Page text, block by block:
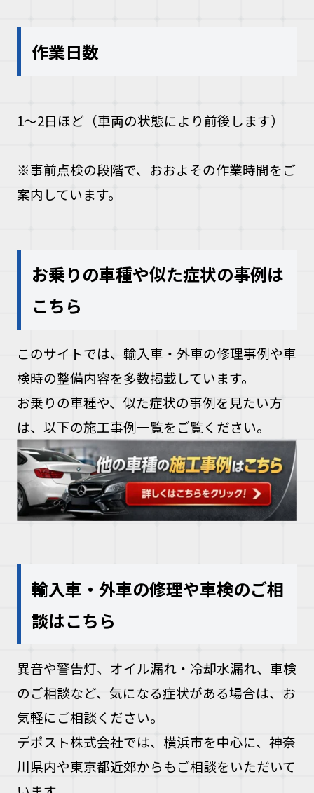
作業日数
1〜2日ほど（車両の状態により前後します）
※事前点検の段階で、おおよその作業時間をご
案内しています。
お乗りの車種や似た症状の事例は
こちら
このサイトでは、輸入車・外車の修理事例や車
検時の整備内容を多数掲載しています。
お乗りの車種や、似た症状の事例を見たい方
は、以下の施工事例一覧をご覧ください。
輸入車・外車の修理や車検のご相
談はこちら
異音や警告灯、オイル漏れ・冷却水漏れ、車検
のご相談など、気になる症状がある場合は、お
気軽にご相談ください。
デポスト株式会社では、横浜市を中心に、神奈
川県内や東京都近郊からもご相談をいただいて